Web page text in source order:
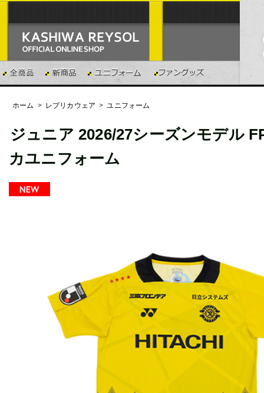
ホーム > レプリカウェア > ユニフォーム
ジュニア 2026/27シーズンモデル
カユニフォーム